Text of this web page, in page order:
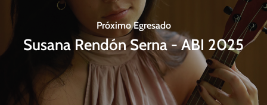
Próximo Egresado
Susana Rendón Serna - ABI 2025